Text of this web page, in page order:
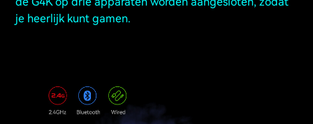
je heerlijk kunt gamen.